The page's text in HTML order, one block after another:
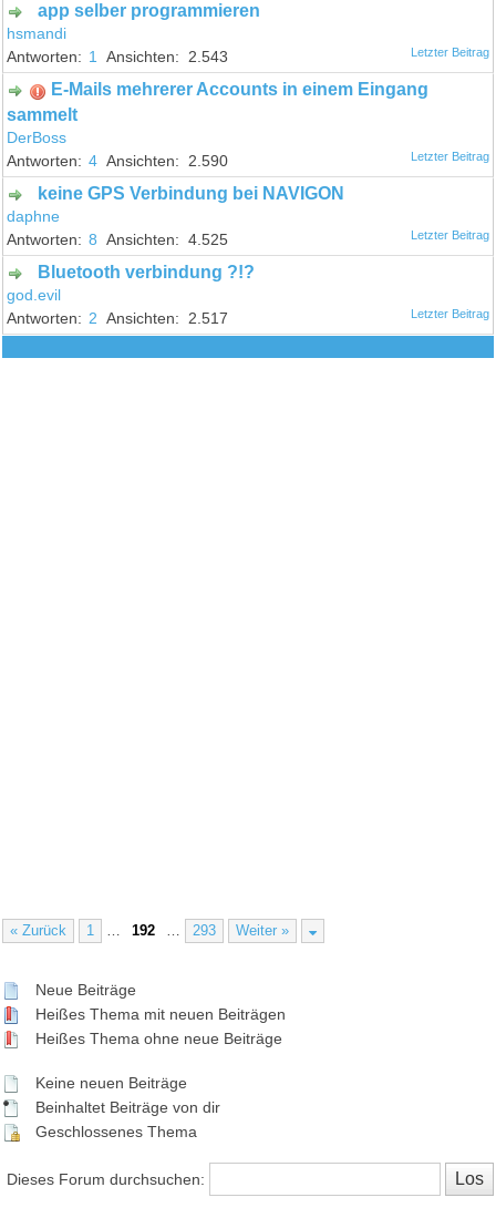
app selber programmieren
hsmandi
1
2.543
E-Mails mehrerer Accounts in einem Eingang
sammelt
DerBoss
4
2.590
keine GPS Verbindung bei NAVIGON
daphne
8
4.525
Bluetooth verbindung ?!?
god.evil
2
2.517
« Zurück 1 … 192 … 293 Weiter »
Neue Beiträge
Heißes Thema mit neuen Beiträgen
Heißes Thema ohne neue Beiträge
Keine neuen Beiträge
Beinhaltet Beiträge von dir
Geschlossenes Thema
Dieses Forum durchsuchen: